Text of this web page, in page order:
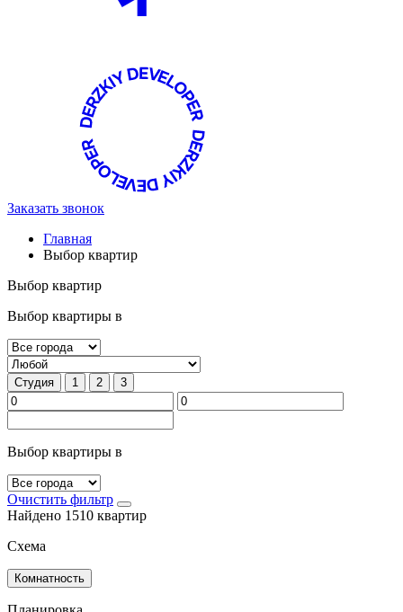
Заказать звонок
Главная
Выбор квартир
Выбор квартир
Выбор квартиры в
Студия 1 2 3
Выбор квартиры в
Очистить фильтр
Найдено 1510 квартир
Схема
Комнатность